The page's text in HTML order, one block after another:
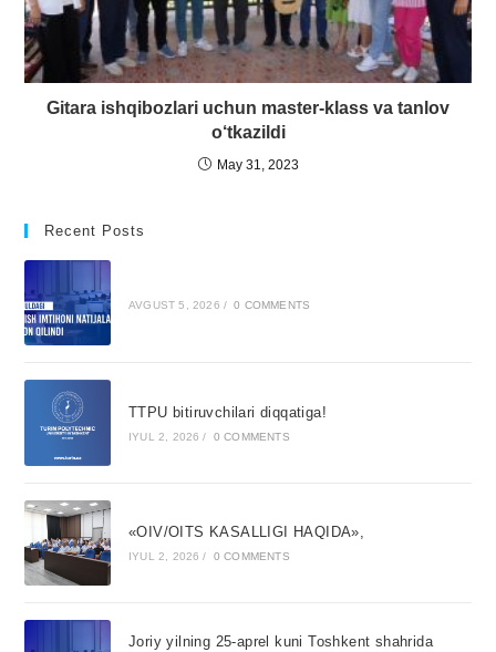
Gitara ishqibozlari uchun master-klass va tanlov
o‘tkazildi
May 31, 2023
Recent Posts
AVGUST 5, 2026 / 0 COMMENTS
TTPU bitiruvchilari diqqatiga!
IYUL 2, 2026 / 0 COMMENTS
«OIV/OITS KASALLIGI HAQIDA»,
IYUL 2, 2026 / 0 COMMENTS
Joriy yilning 25-aprel kuni Toshkent shahrida